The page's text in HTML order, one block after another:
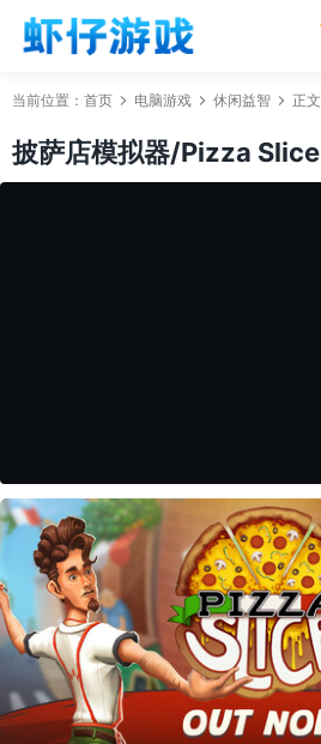
当前位置： 首页 电脑游戏 休闲益智 正文
披萨店模拟器/Pizza Slice